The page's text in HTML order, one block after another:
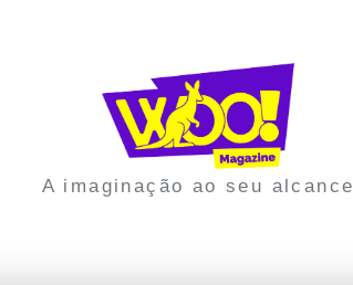
A imaginação ao seu alcance